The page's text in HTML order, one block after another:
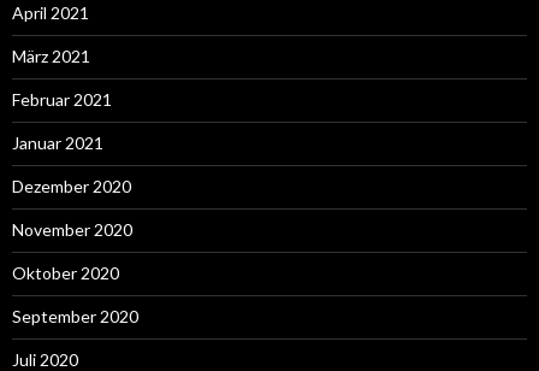
April 2021
März 2021
Februar 2021
Januar 2021
Dezember 2020
November 2020
Oktober 2020
September 2020
Juli 2020